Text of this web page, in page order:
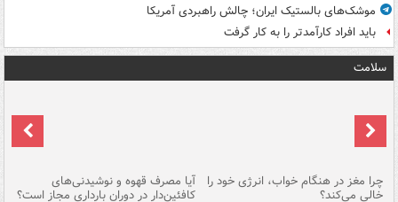
موشک‌های بالستیک ایران؛ چالش راهبردی آمریکا
باید افراد کارآمدتر را به کار گرفت
سلامت
چرا مغز در هنگام خواب، انرژی خود را
خالی می‌کند؟
آیا مصرف قهوه و نوشیدنی‌های
کافئین‌دار در دوران بارداری مجاز است؟